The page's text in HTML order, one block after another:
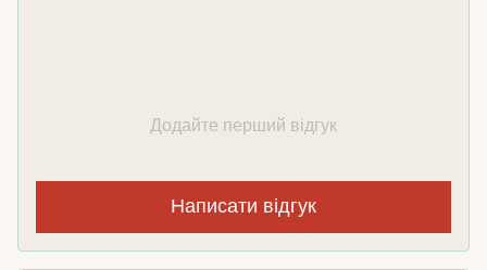
Додайте перший відгук
Написати відгук